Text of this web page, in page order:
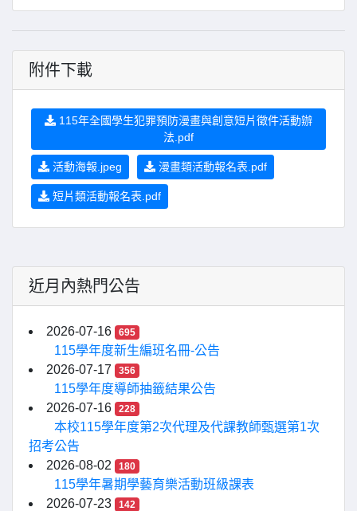
附件下載
115年全國學生犯罪預防漫畫與創意短片徵件活動辦
法.pdf
活動海報.jpeg 漫畫類活動報名表.pdf
短片類活動報名表.pdf
近月內熱門公告
2026-07-16 695
115學年度新生編班名冊-公告
2026-07-17
356
115學年度導師抽籤結果公告
2026-07-16
228
本校115學年度第2次代理及代課教師甄選第1次
招考公告
2026-08-02
180
115學年暑期學藝育樂活動班級課表
2026-07-23
142